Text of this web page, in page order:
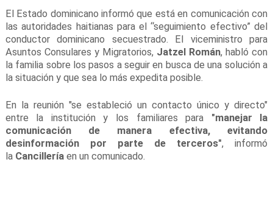
El Estado dominicano informó que está en comunicación con
las autoridades haitianas para el “seguimiento efectivo” del
conductor dominicano secuestrado. El viceministro para
Asuntos Consulares y Migratorios, Jatzel Román, habló con
la familia sobre los pasos a seguir en busca de una solución a
la situación y que sea lo más expedita posible.
En la reunión "se estableció un contacto único y directo"
entre la institución y los familiares para "manejar la
comunicación de manera efectiva, evitando
desinformación por parte de terceros", informó
la Cancilleríaen un comunicado.